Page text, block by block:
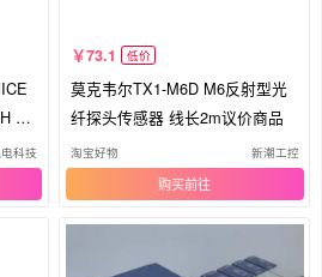
M
科技
73.1 低价
莫克韦尔TX1-M6D M6反射型光
纤探头传感器 线长2m议价商品
淘宝好物 新潮工控
购买